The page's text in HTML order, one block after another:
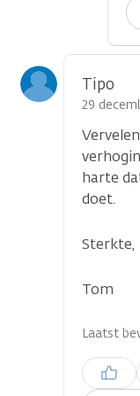
Tipo
29
harte
doet.
Sterkte,
Tom
Laatst
Inloggen
plaatsen